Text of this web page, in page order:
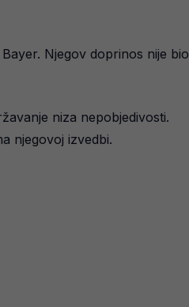
Njegov doprinos nije bio
niza nepobjedivosti.
njegovoj izvedbi.